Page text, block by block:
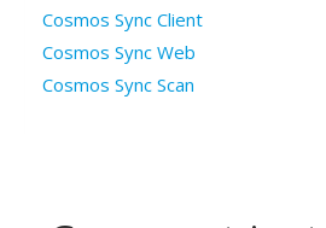
Connexion
Cosmos Sync Client
Cosmos Sync Web
Cosmos Sync Scan